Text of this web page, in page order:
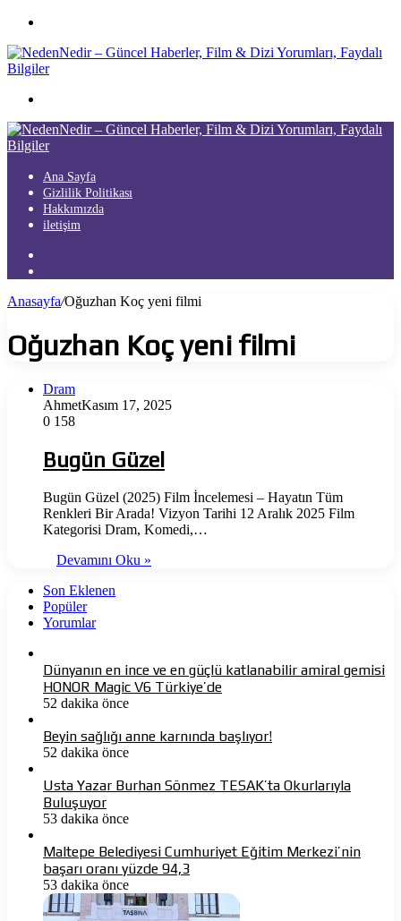
...
Ana Sayfa
Gizlilik Politikası
Hakkımızda
iletişim
...
Anasayfa/Oğuzhan Koç yeni filmi
Oğuzhan Koç yeni filmi
Dram
AhmetKasım 17, 2025
0 158
Bugün Güzel
Bugün Güzel (2025) Film İncelemesi – Hayatın Tüm
Renkleri Bir Arada! Vizyon Tarihi 12 Aralık 2025 Film
Kategorisi Dram, Komedi,…
Devamını Oku »
Son Eklenen
Popüler
Yorumlar
Dünyanın en ince ve en güçlü katlanabilir amiral gemisi
HONOR Magic V6 Türkiye’de
52 dakika önce
Beyin sağlığı anne karnında başlıyor!
52 dakika önce
Usta Yazar Burhan Sönmez TESAK’ta Okurlarıyla
Buluşuyor
53 dakika önce
Maltepe Belediyesi Cumhuriyet Eğitim Merkezi’nin
başarı oranı yüzde 94,3
53 dakika önce